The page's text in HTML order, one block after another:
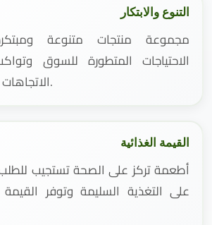
التنوع والابتكار
مجموعة منتجات متنوعة
الاحتياجات المتطورة للسوق
الاتجاهات العالمية.
القيمة الغذائية
أطعمة تركز على الصحة تستجيب للطلب
على التغذية السليمة وتوفر القيمة